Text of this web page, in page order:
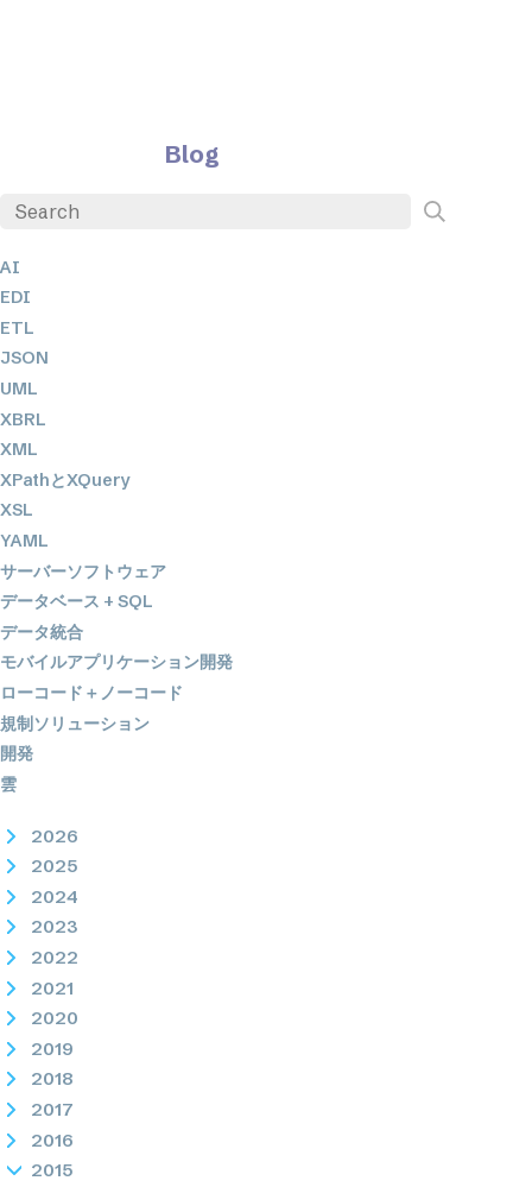
Blog
AI
EDI
ETL
JSON
UML
XBRL
XML
XPathとXQuery
XSL
YAML
サーバーソフトウェア
データベース + SQL
データ統合
モバイルアプリケーション開発
ローコード＋ノーコード
規制ソリューション
開発
雲
2026
2025
2024
2023
2022
2021
2020
2019
2018
2017
2016
2015